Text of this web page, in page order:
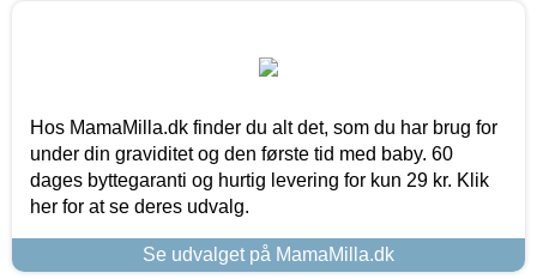
Hos MamaMilla.dk finder du alt det, som du har brug for
under din graviditet og den første tid med baby. 60
dages byttegaranti og hurtig levering for kun 29 kr. Klik
her for at se deres udvalg.
Se udvalget på MamaMilla.dk